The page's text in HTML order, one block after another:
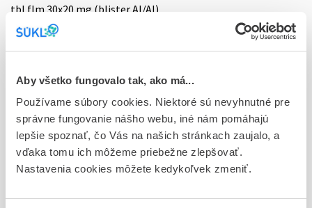
Aby všetko fungovalo tak, ako má...
Používame súbory cookies. Niektoré sú nevyhnutné pre
správne fungovanie nášho webu, iné nám pomáhajú
lepšie spoznať, čo Vás na našich stránkach zaujalo, a
vďaka tomu ich môžeme priebežne zlepšovať.
Nastavenia cookies môžete kedykoľvek zmeniť.
tbl flm 30x20 mg (blister Al/Al)
Stav
Typ registračnej procedúry
Európska
Držiteľ, krajina
Zentiva k.s., Česká republika
29 - ANTIRHEUMATICA, ANTIPHLOGISTICA, ANTIURATICA